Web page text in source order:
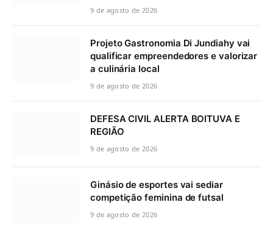
9 de agosto de 2026
Projeto Gastronomia Di Jundiahy vai
qualificar empreendedores e valorizar
a culinária local
9 de agosto de 2026
DEFESA CIVIL ALERTA BOITUVA E
REGIÃO
9 de agosto de 2026
Ginásio de esportes vai sediar
competição feminina de futsal
9 de agosto de 2026